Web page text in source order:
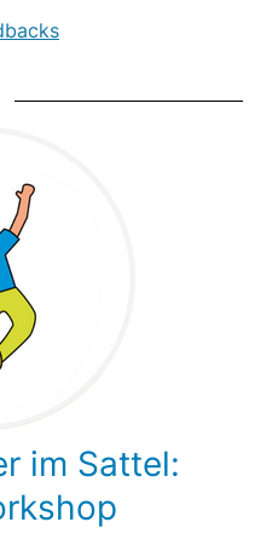
im Sattel: